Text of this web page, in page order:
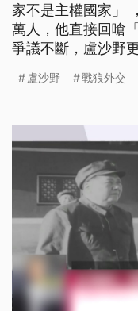
家不是主權國家」
萬人，他直接回嗆
爭議不斷，盧沙野
盧沙野 戰狼外交